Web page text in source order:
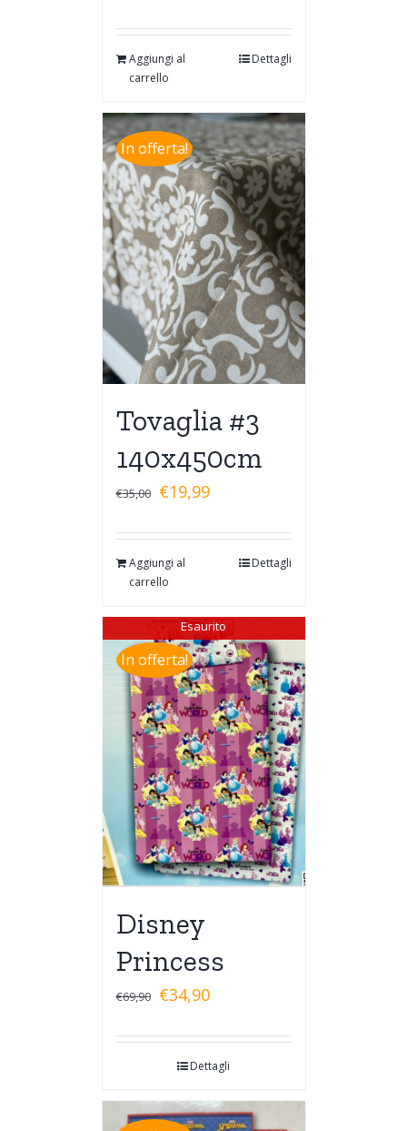
Aggiungi al
carrello
Dettagli
In offerta!
Tovaglia #3
140x450cm
€35,00 €19,99
Aggiungi al
carrello
Dettagli
In offerta!
Esaurito
Disney
Princess
€69,90 €34,90
Dettagli